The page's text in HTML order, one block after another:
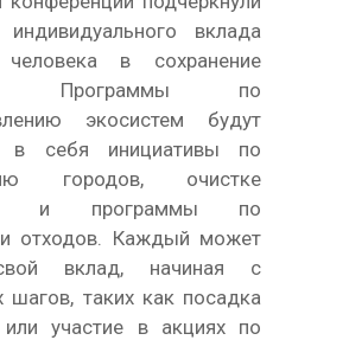
индивидуального вклада
в сохранение
Программы по
экосистем будут
в себя инициативы по
городов, очистке
и программы по
отходов. Каждый может
вклад, начиная с
шагов, таких как посадка
или участие в акциях по